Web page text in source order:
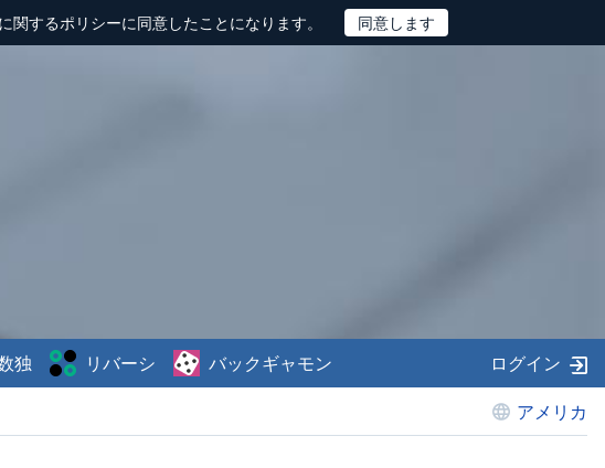
するポリシーに同意したことになります。
アメリカ
独 リバーシ バックギャモン ログイン